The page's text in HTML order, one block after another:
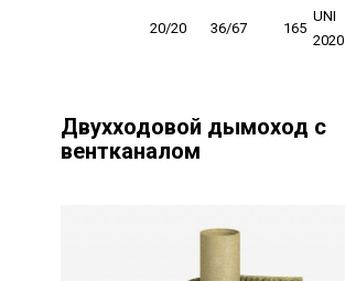
20/20 36/67 165
UNI
2020
Двухходовой дымоход с
вентканалом